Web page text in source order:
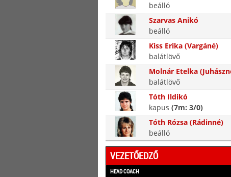
beálló
Szarvas Anikó
beálló
Kiss Erika (Vargáné)
balátlövő
Molnár Etelka
balátlövő
Tóth Ildikó
kapus (7m: 3/0)
Tóth Rózsa (Rádinné)
beálló
VEZETŐEDZŐ
HEAD COACH